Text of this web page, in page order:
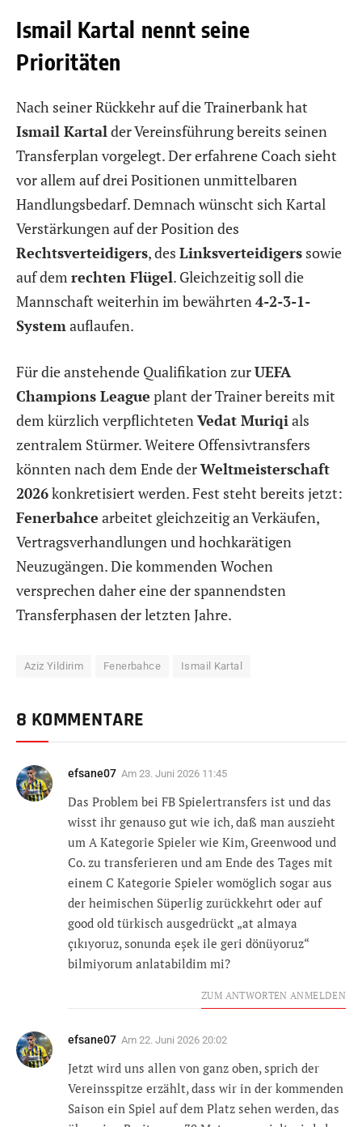
Ismail Kartal nennt seine
Prioritäten
Nach seiner Rückkehr auf die Trainerbank hat
Ismail Kartal der Vereinsführung bereits seinen
Transferplan vorgelegt. Der erfahrene Coach sieht
vor allem auf drei Positionen unmittelbaren
Handlungsbedarf. Demnach wünscht sich Kartal
Verstärkungen auf der Position des
Rechtsverteidigers, des Linksverteidigers sowie
auf dem rechten Flügel. Gleichzeitig soll die
Mannschaft weiterhin im bewährten 4-2-3-1-
System auflaufen.
Für die anstehende Qualifikation zurUEFA
Champions League plant der Trainer bereits mit
dem kürzlich verpflichtetenVedat Muriqials
zentralem Stürmer. Weitere Offensivtransfers
könnten nach dem Ende derWeltmeisterschaft
2026konkretisiert werden. Fest steht bereits jetzt:
Fenerbahce arbeitet gleichzeitig an Verkäufen,
Vertragsverhandlungen und hochkarätigen
Neuzugängen. Die kommenden Wochen
versprechen daher eine der spannendsten
Transferphasen der letzten Jahre.
Aziz Yildirim Fenerbahce Ismail Kartal
8 KOMMENTARE
efsane07 Am 23. Juni 2026 11:45
Das Problem bei FB Spielertransfers ist und das
wisst ihr genauso gut wie ich, daß man auszieht
um A Kategorie Spieler wie Kim, Greenwood und
Co. zu transferieren und am Ende des Tages mit
einem C Kategorie Spieler womöglich sogar aus
der heimischen Süperlig zurückkehrt oder auf
good old türkisch ausgedrückt „at almaya
çıkıyoruz, sonunda eşek ile geri dönüyoruz“
bilmiyorum anlatabildim mi?
ZUM ANTWORTEN ANMELDEN
efsane07 Am 22. Juni 2026 20:02
Jetzt wird uns allen von ganz oben, sprich der
Vereinsspitze erzählt, dass wir in der kommenden
Saison ein Spiel auf dem Platz sehen werden, das